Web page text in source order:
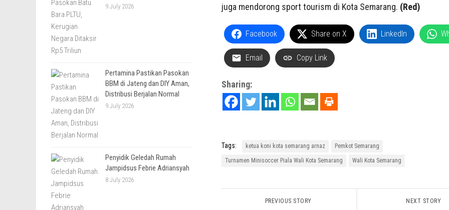
juga mendorong sport tourism di Kota Semarang. (Red)
Facebook Share on X LinkedIn
Email Copy Link
Sharing:
Tags: ketua koni kota semarang arnaz Pemkot Semarang
Turnamen Minisoccer Piala Wali Kota Semarang Wali Kota Semarang
NEXT STORY
PREVIOUS STORY
9 July 2026
Pertamina Pastikan Pasokan
BBM di Jateng dan DIY Aman,
Distribusi Berjalan Normal
9 July 2026
Penyidik Geledah Rumah
Jampidsus Febrie Adriansyah
8 July 2026